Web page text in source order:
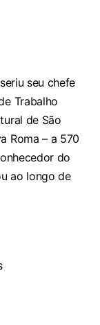
seu chefe
Trabalho
de São
Roma – a 570
do
ao longo de